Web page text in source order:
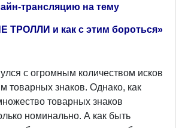
трансляцию на тему
и как с этим бороться»
с огромным количеством исков
товарных знаков. Однако, как
товарных знаков
номинально. А как быть